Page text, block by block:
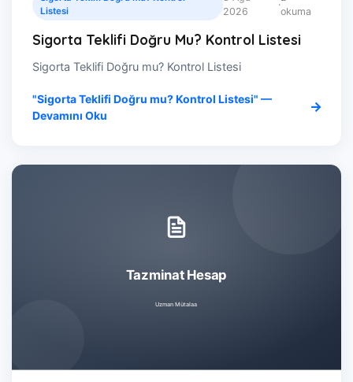
Listesi
2026
·
okuma
Sigorta Teklifi Doğru Mu? Kontrol Listesi
Sigorta Teklifi Doğru mu? Kontrol Listesi
"Sigorta Teklifi Doğru mu? Kontrol Listesi" —
Devamını Oku